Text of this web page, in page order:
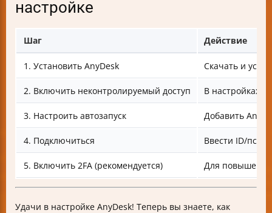
настройке
Шаг Действие
1. Установить AnyDesk Скачать и
2. Включить неконтролируемый доступ В настройках
3. Настроить автозапуск Добавить
4. Подключиться Ввести ID/
5. Включить 2FA (рекомендуется) Для повышения
Удачи в настройке AnyDesk! Теперь вы знаете, как